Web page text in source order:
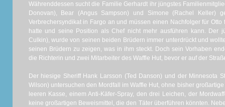
Währenddessen sucht die Familie Gerhardt ihr jüngstes
Donovan), Bear (Angus Sampson) und Simone (Rachel Keller)
Verbrechersyndikat in Fargo an und müssen einen Nachfolger für
hatte und seine Position als Chef nicht mehr ausführen kann. Der
Culkin), wurde von seinen beiden Brüdern immer unterdrückt und
seinen Brüdern zu zeigen, was in ihm steckt. Doch sein Vorhaben
die Richterin und zwei Mitarbeiter des Waffle Hut, bevor er auf der
Der hiesige Sheriff Hank Larsson (Ted Danson) und der Minnesota
Wilson) untersuchen den Mordfall im Waffle Hut, ohne bisher
leeren Kasse, einem Anti-Käfer-Spray, den drei Leichen, der
keine großartigen Beweismittel, die den Täter überführen könnten.